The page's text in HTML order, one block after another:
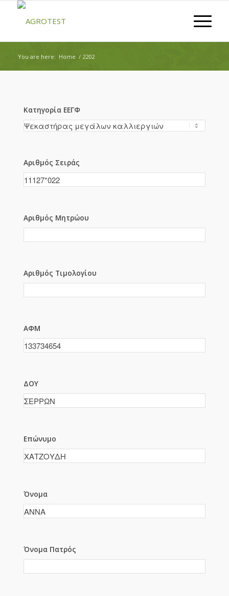
You are here: Home / 2202
Κατηγορία ΕΕΓΦ
Αριθμός Σειράς
Αριθμός Μητρώου
Αριθμός Τιμολογίου
ΑΦΜ
ΔΟΥ
Επώνυμο
Όνομα
Όνομα Πατρός